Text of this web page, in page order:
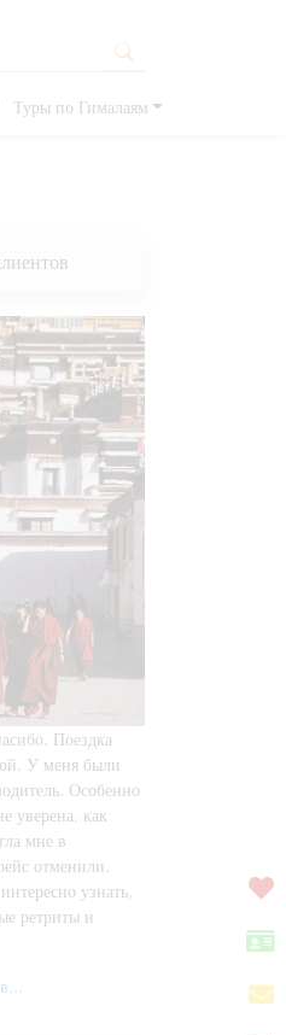
Туры по Гималаям
Поездка
У меня были
Особенно
уверена, как
мне в
отменили.
узнать,
ретриты и